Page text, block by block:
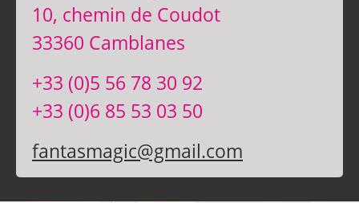
10, chemin de Coudot
33360 Camblanes
+33 (0)5 56 78 30 92
+33 (0)6 85 53 03 50
fantasmagic@gmail.com